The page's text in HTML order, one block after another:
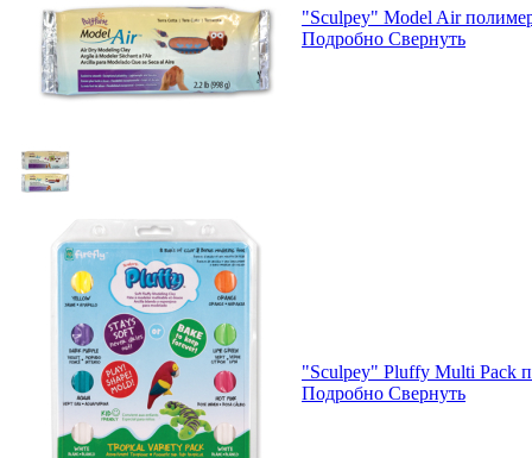
"Sculpey" Model Air
Подробно Свернуть
"Sculpey" Pluffy Multi Pack
Подробно Свернуть